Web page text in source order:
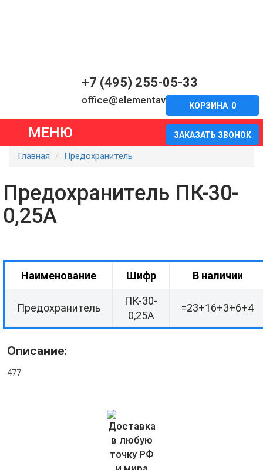
+7 (495) 255-05-33
office@elementavia.ru
ЗАКАЗАТЬ ЗВОНОК
КОРЗИНА 0
МЕНЮ
Главная Предохранитель
Предохранитель ПК-30-
0,25А
Наименование Шифр В наличии
Предохранитель
ПК-30-
0,25А
=23+16+3+6+4
Описание:
477